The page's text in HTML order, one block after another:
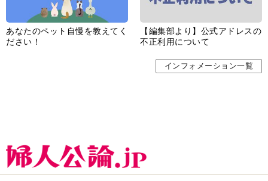
あなたのペット自慢を教えてく
ださい！
【編集部より】公式アドレスの
不正利用について
インフォメーション一覧